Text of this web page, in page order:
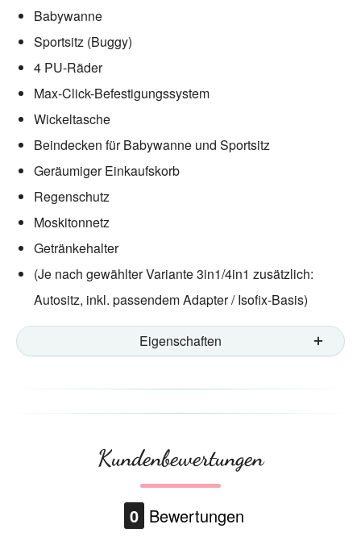
Babywanne
Sportsitz (Buggy)
4 PU-Räder
Max-Click-Befestigungssystem
Wickeltasche
Beindecken für Babywanne und Sportsitz
Geräumiger Einkaufskorb
Regenschutz
Moskitonnetz
Getränkehalter
(Je nach gewählter Variante 3in1/4in1 zusätzlich:
Autositz, inkl. passendem Adapter / Isofix-Basis)
Eigenschaften
Kundenbewertungen
0 Bewertungen